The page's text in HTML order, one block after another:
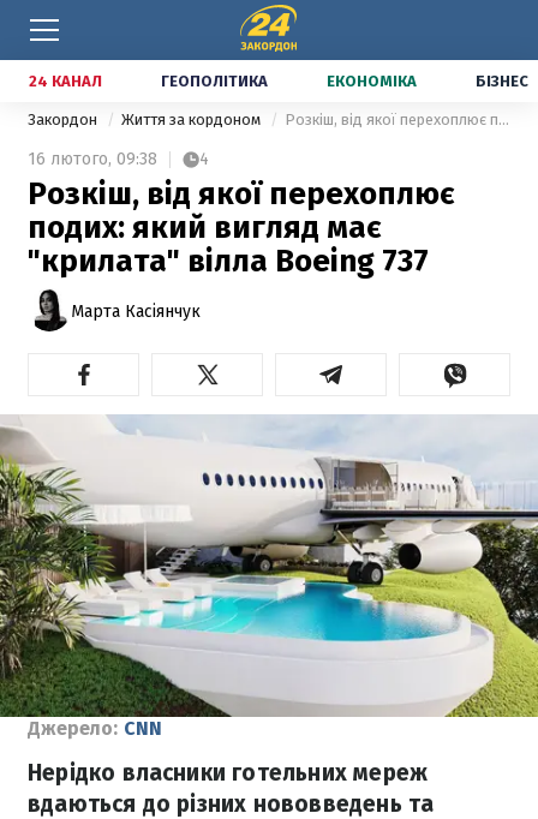
24 КАНАЛ ГЕОПОЛІТИКА ЕКОНОМІКА БІЗНЕС
Закордон Життя за кордоном Розкіш, від якої перехоплює подих: який вигляд має "крилата" вілла Boeing 737
16 лютого, 09:38 4
Розкіш, від якої перехоплює
подих: який вигляд має
"крилата" вілла Boeing 737
Марта Касіянчук
Джерело: CNN
Нерідко власники готельних мереж
вдаються до різних нововведень та